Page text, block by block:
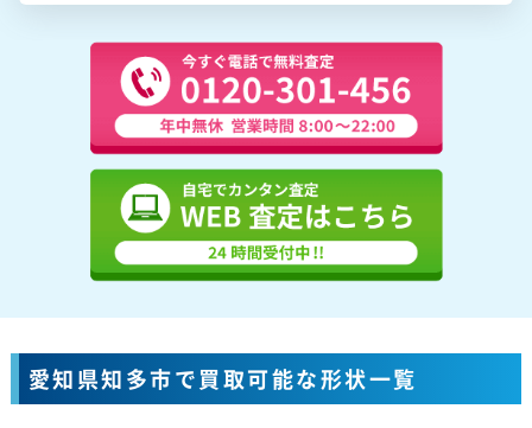
愛知県知多市で買取可能な形状一覧